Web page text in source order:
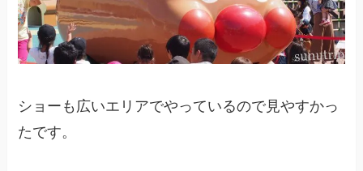
ショーも広いエリアでやっているので見やすかっ
たです。